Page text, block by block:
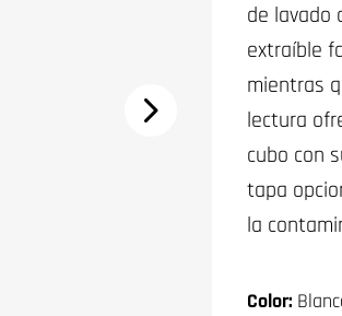
Color:
de lavado
extraíble
mientras
lectura
cubo con
tapa
la